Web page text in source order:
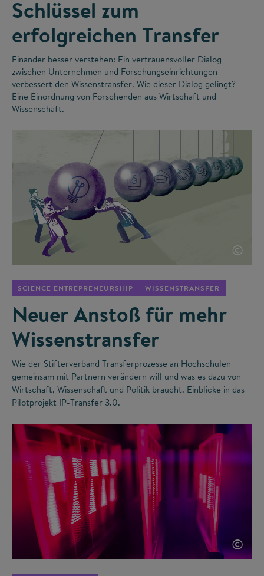
Schlüssel zum
erfolgreichen Transfer
Einander besser verstehen: Ein vertrauensvoller Dialog
zwischen Unternehmen und Forschungseinrichtungen
verbessert den Wissenstransfer. Wie dieser Dialog gelingt?
Eine Einordnung von Forschenden aus Wirtschaft und
Wissenschaft.
©
SCIENCE ENTREPRENEURSHIP WISSENSTRANSFER
Neuer Anstoß für mehr
Wissenstransfer
Wie der Stifterverband Transferprozesse an Hochschulen
gemeinsam mit Partnern verändern will und was es dazu von
Wirtschaft, Wissenschaft und Politik braucht. Einblicke in das
Pilotprojekt IP-Transfer 3.0.
©